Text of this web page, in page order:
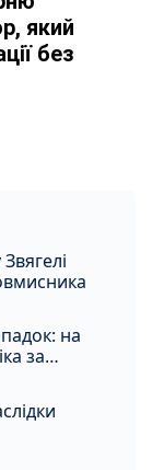
який
без
на
за